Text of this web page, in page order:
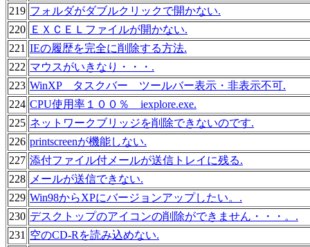
219 フォルダがダブルクリックで開かない.
220 ＥＸＣＥＬファイルが開かない.
221 IEの履歴を完全に削除する方法.
222 マウスがいきなり・・・.
223 WinXP タスクバー ツールバー表示・非表示不可.
224 CPU使用率１００％ iexplore.exe.
225 ネットワークブリッジを削除できないのです.
226 printscreenが機能しない.
227 添付ファイル付メールが送信トレイに残る.
228 メールが送信できない.
229 Win98からXPにバージョンアップしたい。.
230 デスクトップのアイコンの削除ができません・・・。.
231 空のCD-Rを読み込めない.